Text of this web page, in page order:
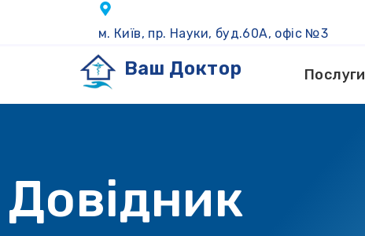
м. Київ, пр. Науки, буд.60А, офіс №3
Ваш Доктор Послуги
Довідник